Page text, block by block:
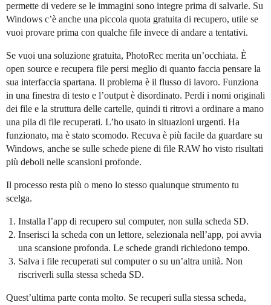
permette di vedere se le immagini sono integre prima di salvarle. Su
Windows c’è anche una piccola quota gratuita di recupero, utile se
vuoi provare prima con qualche file invece di andare a tentativi.
Se vuoi una soluzione gratuita, PhotoRec merita un’occhiata. È
open source e recupera file persi meglio di quanto faccia pensare la
sua interfaccia spartana. Il problema è il flusso di lavoro. Funziona
in una finestra di testo e l’output è disordinato. Perdi i nomi originali
dei file e la struttura delle cartelle, quindi ti ritrovi a ordinare a mano
una pila di file recuperati. L’ho usato in situazioni urgenti. Ha
funzionato, ma è stato scomodo. Recuva è più facile da guardare su
Windows, anche se sulle schede piene di file RAW ho visto risultati
più deboli nelle scansioni profonde.
Il processo resta più o meno lo stesso qualunque strumento tu
scelga.
Installa l’app di recupero sul computer, non sulla scheda SD.
Inserisci la scheda con un lettore, selezionala nell’app, poi avvia
una scansione profonda. Le schede grandi richiedono tempo.
Salva i file recuperati sul computer o su un’altra unità. Non
riscriverli sulla stessa scheda SD.
Quest’ultima parte conta molto. Se recuperi sulla stessa scheda,